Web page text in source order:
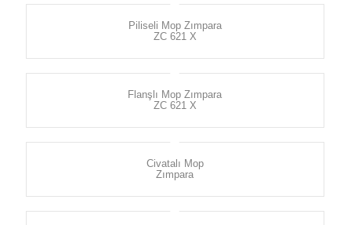
Piliseli Mop Zımpara
ZC 621 X
Flanşlı Mop Zımpara
ZC 621 X
Civatalı Mop
Zımpara